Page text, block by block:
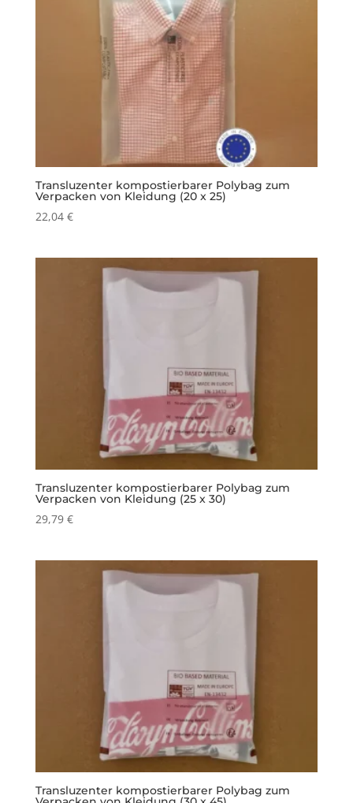
Transluzenter kompostierbarer Polybag zum
Verpacken von Kleidung (20 x 25)
22,04 €
Transluzenter kompostierbarer Polybag zum
Verpacken von Kleidung (25 x 30)
29,79 €
Transluzenter kompostierbarer Polybag zum